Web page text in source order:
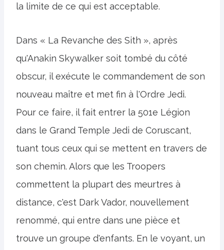
la limite de ce qui est acceptable.
Dans « La Revanche des Sith », après
qu'Anakin Skywalker soit tombé du côté
obscur, il exécute le commandement de son
nouveau maître et met fin à l'Ordre Jedi.
Pour ce faire, il fait entrer la 501e Légion
dans le Grand Temple Jedi de Coruscant,
tuant tous ceux qui se mettent en travers de
son chemin. Alors que les Troopers
commettent la plupart des meurtres à
distance, c'est Dark Vador, nouvellement
renommé, qui entre dans une pièce et
trouve un groupe d'enfants. En le voyant, un